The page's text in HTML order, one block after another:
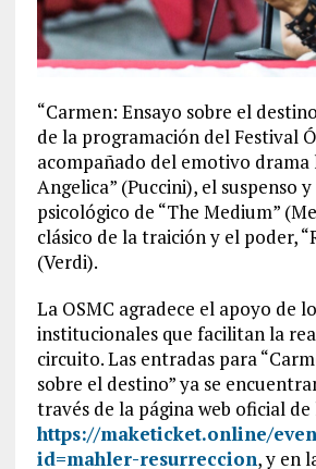
“Carmen: Ensayo sobre el
de la programación del Festival
acompañado del emotivo
Angelica” (Puccini), el suspenso
psicológico de “The Medium”
clásico de la traición y el poder,
(Verdi).
La OSMC agradece el apoyo de
institucionales que facilitan la
circuito. Las entradas para
sobre el destino” ya se
través de la página web oficial
https://maketicket.online/
id=mahler-resurreccion, y en